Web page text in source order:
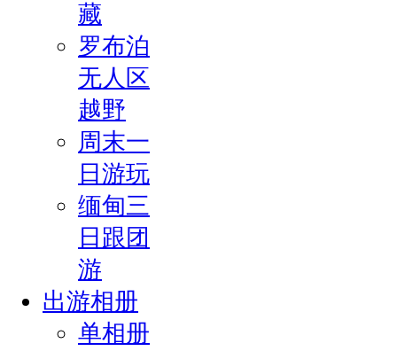
藏
罗布泊
无人区
越野
周末一
日游玩
缅甸三
日跟团
游
出游相册
单相册